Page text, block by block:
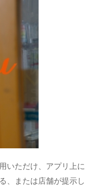
いただけ、アプリ上に
、または店舗が提示し